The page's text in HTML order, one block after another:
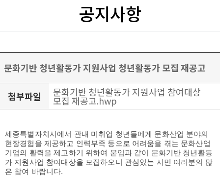
공지사항
문화기반 청년활동가 지원사업 청년활동가 모집 재공고
첨부파일 문화기반 청년활동가 지원사업 참여대상
모집 재공고.hwp
세종특별자치시에서 관내 미취업 청년들에게 문화산업 분야의
현장경험을 제공하고 인력부족 등으로 어려움을 겪는 문화산업
기업의 활력을 제고하기 위하여 붙임과 같이 문화기반 청년활동
가 지원사업 참여대상을 모집하오니 관심있는 시민 여러분의 많
은 참여 바랍니다.